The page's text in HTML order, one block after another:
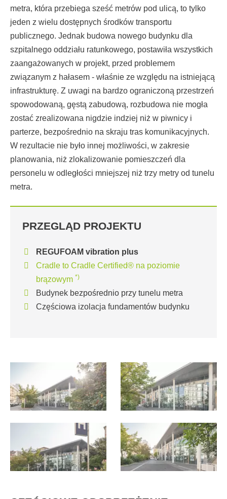
metra, która przebiega sześć metrów pod ulicą, to tylko
jeden z wielu dostępnych środków transportu
publicznego. Jednak budowa nowego budynku dla
szpitalnego oddziału ratunkowego, postawiła wszystkich
zaangażowanych w projekt, przed problemem
związanym z hałasem - właśnie ze względu na istniejącą
infrastrukturę. Z uwagi na bardzo ograniczoną przestrzeń
spowodowaną, gęstą zabudową, rozbudowa nie mogła
zostać zrealizowana nigdzie indziej niż w piwnicy i
parterze, bezpośrednio na skraju tras komunikacyjnych.
W rezultacie nie było innej możliwości, w zakresie
planowania, niż zlokalizowanie pomieszczeń dla
personelu w odległości mniejszej niż trzy metry od tunelu
metra.
PRZEGLĄD PROJEKTU
REGUFOAM vibration plus
Cradle to Cradle Certified® na poziomie
brązowym *)
Budynek bezpośrednio przy tunelu metra
Częściowa izolacja fundamentów budynku